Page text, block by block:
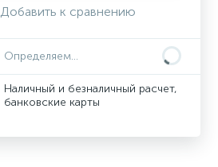
Добавить к сравнению
Определяем...
Наличный и безналичный расчет,
банковские карты